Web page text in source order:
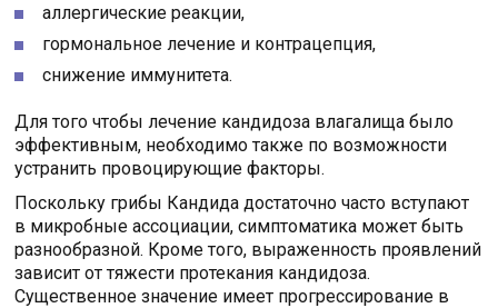
аллергические реакции,
гормональное лечение и контрацепция,
снижение иммунитета.
Для того чтобы лечение кандидоза влагалища было
эффективным, необходимо также по возможности
устранить провоцирующие факторы.
Поскольку грибы Кандида достаточно часто вступают
в микробные ассоциации, симптоматика может быть
разнообразной. Кроме того, выраженность проявлений
зависит от тяжести протекания кандидоза.
Существенное значение имеет прогрессирование в